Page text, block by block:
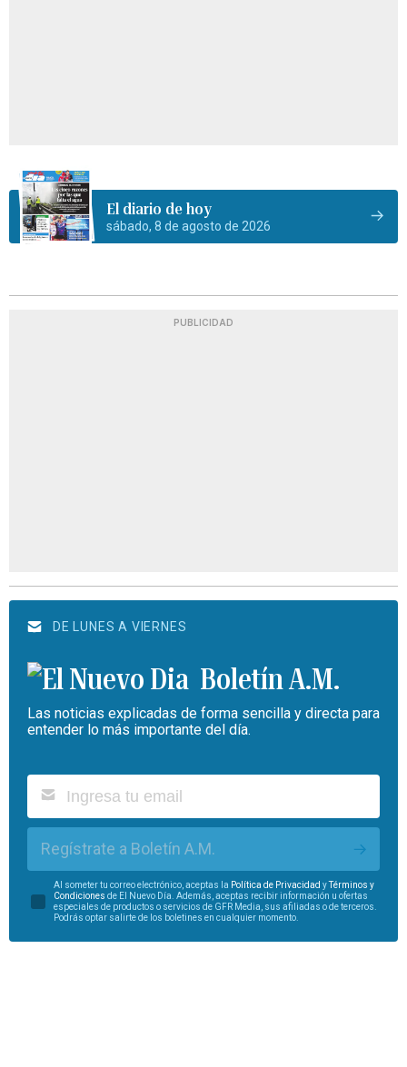
El diario de hoy
sábado, 8 de agosto de 2026
PUBLICIDAD
DE LUNES A VIERNES
Boletín A.M.
Las noticias explicadas de forma sencilla y directa para
entender lo más importante del día.
Regístrate a Boletín A.M.
Al someter tu correo electrónico, aceptas la Política de Privacidad yTérminos y
Condiciones de El Nuevo Día. Además, aceptas recibir información u ofertas
especiales de productos o servicios de GFR Media, sus afiliadas o de terceros.
Podrás optar salirte de los boletines en cualquier momento.